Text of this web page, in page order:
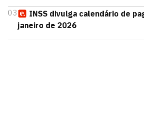
03
INSS divulga calendário de
janeiro de 2026